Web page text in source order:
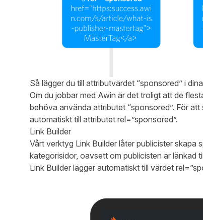
Så lägger du till attributvärdet “sponsored” i
Om du jobbar med Awin är det troligt att de
behöva använda attributet “sponsored”. För
automatiskt till attributet rel=”sponsored”.
Link Builder
Vårt verktyg Link Builder låter publicister skapa
kategorisidor, oavsett om publicisten är länkad
Link Builder lägger automatiskt till värdet